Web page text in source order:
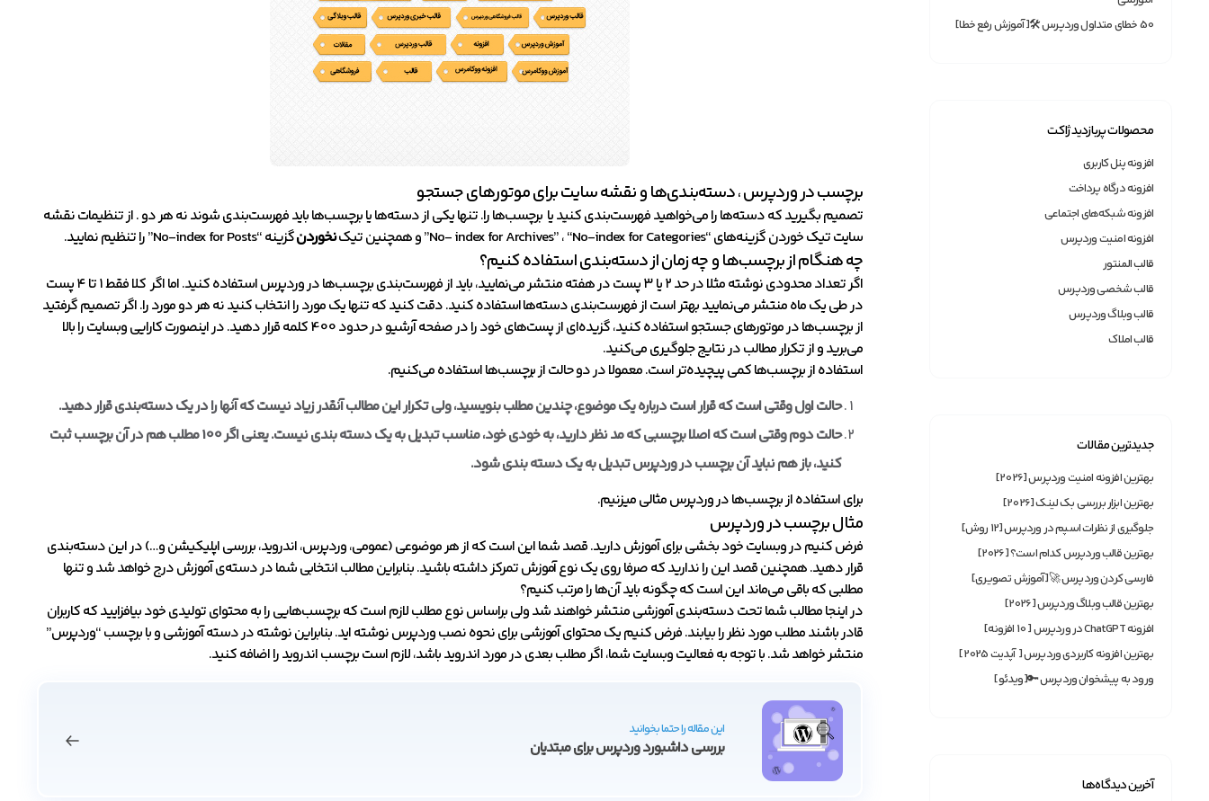
50 خطای متداول وردپرس 🛠[آموزش رفع خطا]
محصولات پربازدید ژاکت
افزونه پنل کاربری
افزونه درگاه پرداخت
افزونه شبکه‌های اجتماعی
افزونه امنیت وردپرس
قالب المنتور
قالب شخصی وردپرس
قالب وبلاگ وردپرس
قالب املاک
جدیدترین مقالات
بهترین افزونه امنیت وردپرس [2026]
بهترین ابزار بررسی بک لینک [2026]
جلوگیری از نظرات اسپم در وردپرس [12 روش]
بهترین قالب وردپرس کدام است؟ [2026]
فارسی کردن وردپرس 🚀[آموزش تصویری]
بهترین قالب وبلاگ وردپرس [2026]
افزونه ChatGPT در وردپرس [ 10 افزونه]
بهترین افزونه‌ کاربردی وردپرس [ آپدیت 2025]
ورود به پیشخوان وردپرس 🔑[ویدئو]
آخرین دیدگاه‌ها
برچسب در وردپرس ، دسته‌بندی‌ها و نقشه سایت برای موتورهای جستجو
تصمیم بگیرید که دسته‌ها را می‌خواهید فهرست‌بندی کنید یا برچسب‌ها را. تنها یکی از دسته‌ها یا برچسب‌ها باید فهرست‌بندی شوند نه هر دو . از تنظیمات نقشه
سایت تیک خوردن گزینه‌های “No- index for Archives” ، “No-index for Categories” و همچنین تیک
نخوردنگزینه “No-index for Posts” را تنظیم نمایید.
چه هنگام از برچسب‌ها و چه زمان از دسته‌بندی استفاده کنیم؟
اگر تعداد محدودی نوشته مثلا در حد ۲ یا ۳ پست در هفته منتشر می‌نمایید، باید از فهرست‌بندی برچسب‌ها در وردپرس استفاده کنید. اما اگر کلا فقط ۱ تا ۴ پست
در طی یک ماه منتشر می‌نمایید بهتر است از فهرست‌بندی دسته‌ها استفاده کنید. دقت کنید که تنها یک مورد را انتخاب کنید نه هر دو مورد را. اگر تصمیم گرفتید
از برچسب‌ها در موتورهای جستجو استفاده کنید، گزیده‌ای از پست‌های خود را در صفحه آرشیو در حدود 400 کلمه قرار دهید. در اینصورت کارایی وبسایت را بالا
می‌برید و از تکرار مطالب در نتایج جلوگیری می‌کنید.
استفاده از برچسب‌ها کمی پیچیده‌تر است. معمولا در دو حالت از برچسب‌ها استفاده می‌کنیم.
حالت اول وقتی است که قرار است درباره یک موضوع، چندین مطلب بنویسید، ولی تکرار این مطالب آنقدر زیاد نیست که آنها را در یک دسته‌بندی قرار دهید.
حالت دوم وقتی است که اصلا برچسبی که مد نظر دارید، به خودی خود، مناسب تبدیل به یک دسته بندی نیست. یعنی اگر 100 مطلب هم در آن برچسب ثبت
کنید، باز هم نباید آن برچسب‌ در وردپرس تبدیل به یک دسته بندی شود.
برای استفاده از برچسب‌ها در وردپرس مثالی میزنیم.
مثال برچسب در وردپرس
فرض کنیم در وبسایت خود بخشی برای آموزش دارید. قصد شما این است که از هر موضوعی (عمومی، وردپرس، اندروید، بررسی اپلیکیشن و…) در این دسته‌بندی
قرار دهید. همچنین قصد این را ندارید که صرفا روی یک نوع آموزش تمرکز داشته باشید. بنابراین مطالب انتخابی شما در دسته‌ی آموزش درج خواهد شد و تنها
مطلبی که باقی می‌ماند این است که چگونه باید آن‌ها را مرتب کنیم؟
در اینجا مطالب شما تحت دسته‌بندی آموزشی منتشر خواهند شد ولی براساس نوع مطلب لازم است که برچسب‌هایی را به محتوای تولیدی خود بیافزایید که کاربران
قادر باشند مطلب مورد نظر را بیابند. فرض کنیم یک محتوای آموزشی برای نحوه نصب وردپرس نوشته اید. بنابراین نوشته در دسته آموزشی و با برچسب “وردپرس”
منتشر خواهد شد. با توجه به فعالیت وبسایت شما، اگر مطلب بعدی در مورد اندروید باشد، لازم است برچسب اندروید را اضافه کنید.
این مقاله را حتما بخوانید
بررسی داشبورد وردپرس برای مبتدیان